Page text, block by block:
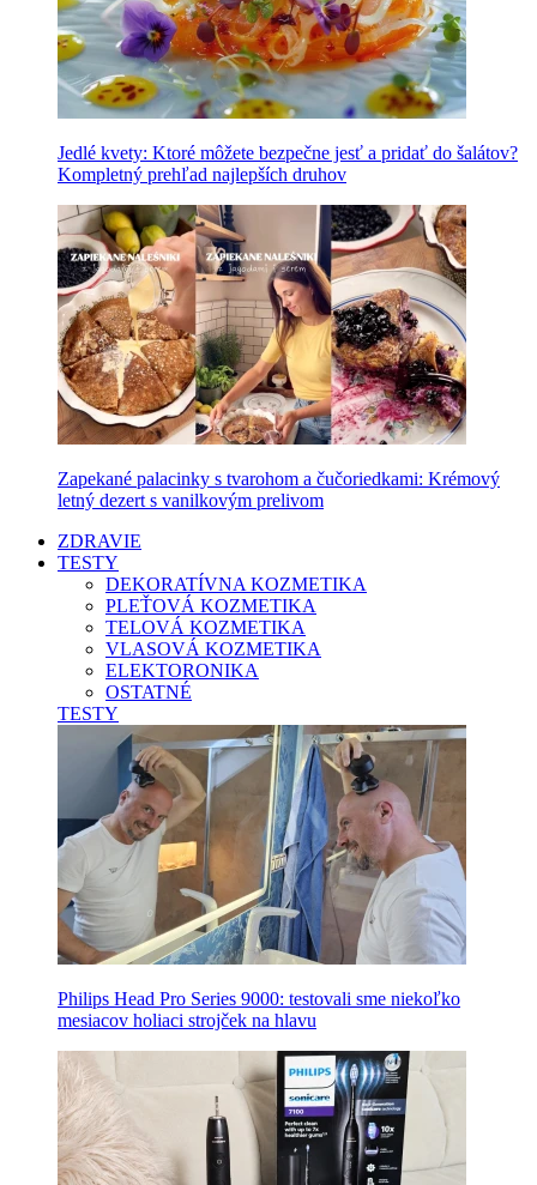
Jedlé kvety: Ktoré môžete bezpečne jesť a pridať do šalátov?
Kompletný prehľad najlepších druhov
Zapekané palacinky s tvarohom a čučoriedkami: Krémový
letný dezert s vanilkovým prelivom
ZDRAVIE
TESTY
DEKORATÍVNA KOZMETIKA
PLEŤOVÁ KOZMETIKA
TELOVÁ KOZMETIKA
VLASOVÁ KOZMETIKA
ELEKTORONIKA
OSTATNÉ
TESTY
Philips Head Pro Series 9000: testovali sme niekoľko
mesiacov holiaci strojček na hlavu